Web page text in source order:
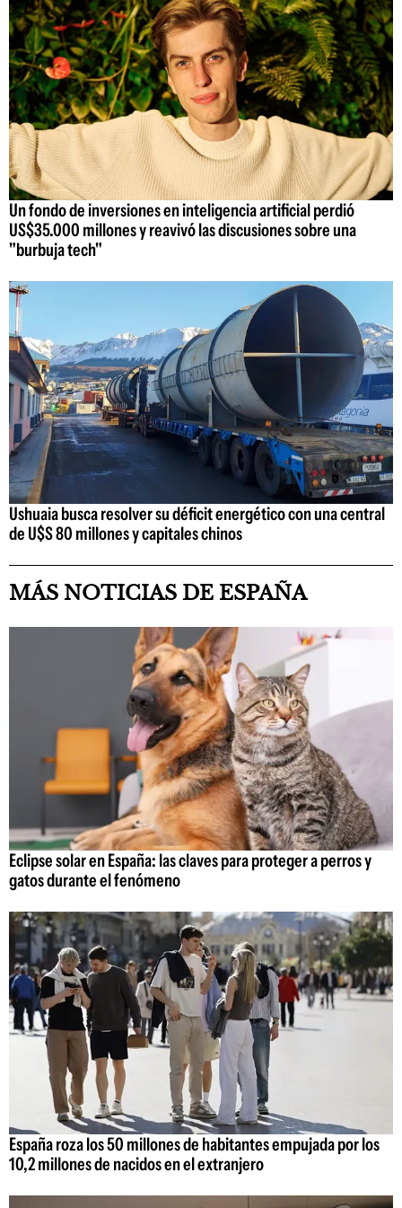
Un fondo de inversiones en inteligencia artificial perdió
US$35.000 millones y reavivó las discusiones sobre una
"burbuja tech"
Ushuaia busca resolver su déficit energético con una central
de U$S 80 millones y capitales chinos
MÁS NOTICIAS DE ESPAÑA
Eclipse solar en España: las claves para proteger a perros y
gatos durante el fenómeno
España roza los 50 millones de habitantes empujada por los
10,2 millones de nacidos en el extranjero